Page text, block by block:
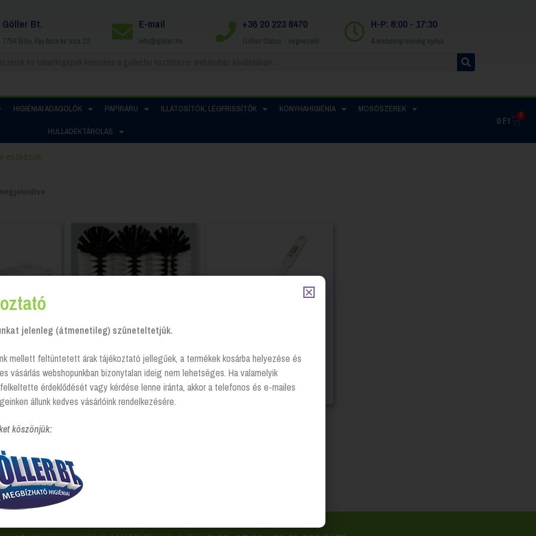
Göller Bt.
7754 Bóly, Fáy András utca 22.
E-mail
info@goller.hu
+36 20 223 8470
Göller Gábor - cégvezető
H-P: 8:00 - 17:30
A webshop mindig nyitva
HIGIÉNIAI ADAGOLÓK PAPÍRÁRU ILLATOSÍTÓK, LÉGFRISSÍTŐK KONYHAHIGIÉNIA MOSÓSZEREK
HULLADÉKTÁROLÁS
0Ft 0
eszközök
PBT erős
cm
prices
Pohármosó kefe 3×18 cm
Login to see prices
Surolókefe Kézi, erős
edénymosogató
jelenleg (átmenetileg) szüneteltetjük.
mellett feltüntetett árak tájékoztató jellegűek, a termékek kosárba helyezése és
vásárlás webshopunkban bizonytalan ideig nem lehetséges. Ha valamelyik
érdeklődését vagy kérdése lenne iránta, akkor a telefonos és e-mailes
állunk kedves vásárlóink rendelkezésére.
köszönjük: